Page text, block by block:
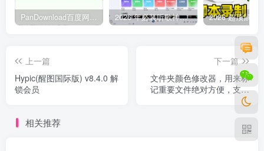
PanDownload百度网盘不限速V5稳定版 2026 年必装听歌神器，免费听遍全网无损音质歌单
上一篇
Hypic(醒图国际版) v8.4.0 解
锁会员
下一篇
文件夹颜色修改器，用来标
记重要文件绝对方便，支持
右键菜单，永久免费！！
相关推荐